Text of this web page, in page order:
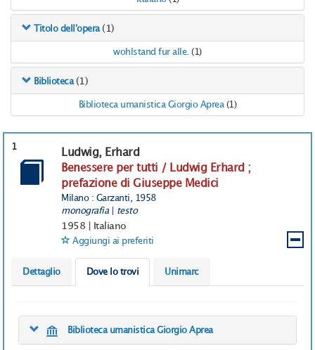
Titolo dell'opera (1)
wohlstand fur alle. (1)
Biblioteca (1)
Biblioteca umanistica Giorgio Aprea (1)
1
Ludwig, Erhard
Benessere per tutti / Ludwig Erhard ;
prefazione di Giuseppe Medici
Milano : Garzanti, 1958
monografia| testo
1958 Italiano
Aggiungi ai preferiti
Dettaglio Dove lo trovi Unimarc
Biblioteca umanistica Giorgio Aprea